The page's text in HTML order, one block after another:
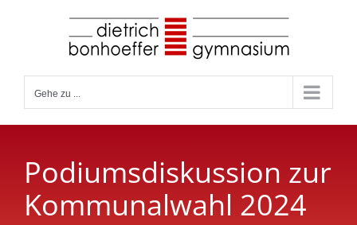
Gehe zu ...
Podiumsdiskussion zur
Kommunalwahl 2024